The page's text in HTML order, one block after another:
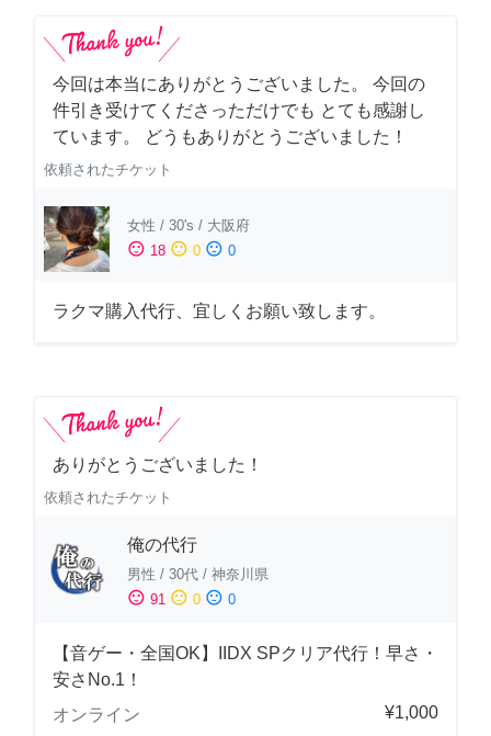
今回は本当にありがとうございました。 今回の
件引き受けてくださっただけでも とても感謝し
ています。 どうもありがとうございました！
依頼されたチケット
女性 / 30's / 大阪府
sentiment_satisfied 18 sentiment_neutral 0 sentiment_dissatisfied 0
ラクマ購入代行、宜しくお願い致します。
ありがとうございました！
依頼されたチケット
俺の代行
男性 / 30代 / 神奈川県
sentiment_satisfied 91 sentiment_neutral 0 sentiment_dissatisfied 0
【音ゲー・全国OK】IIDX SPクリア代行！早さ・
安さNo.1！
オンライン
¥1,000